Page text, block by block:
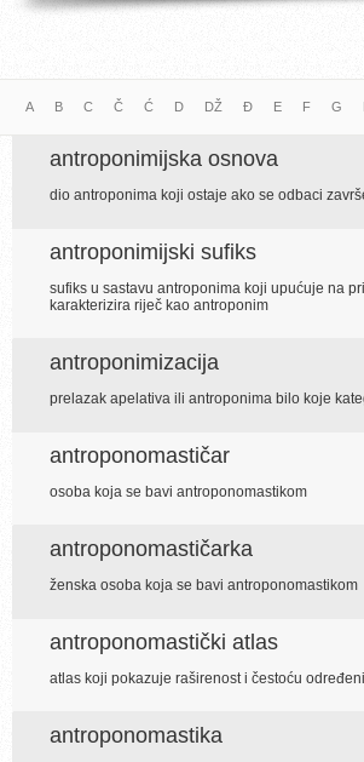
A B C Č Ć D DŽ Đ E F G
antroponimijska osnova
dio antroponima koji ostaje ako se odbaci
antroponimijski sufiks
sufiks u sastavu antroponima koji upućuje na
karakterizira riječ kao antroponim
antroponimizacija
prelazak apelativa ili antroponima bilo koje
antroponomastičar
osoba koja se bavi antroponomastikom
antroponomastičarka
ženska osoba koja se bavi antroponomastikom
antroponomastički atlas
atlas koji pokazuje raširenost i čestoću
antroponomastika